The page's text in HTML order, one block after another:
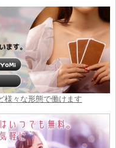
様々な形態で働けます